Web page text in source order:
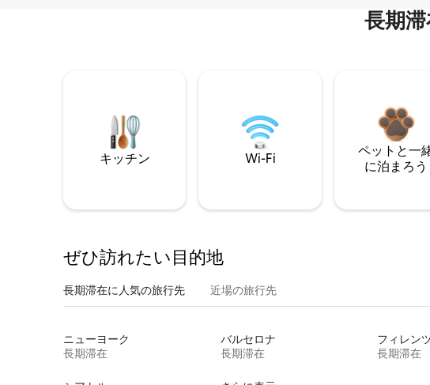
長期
キッチン Wi-Fi
ペットと一
に泊まろう
ぜひ訪⁠れ⁠た⁠い目⁠的⁠地
長期滞在に人気の旅行先 近場の旅行先
ニューヨーク
長期滞在
バルセロナ
長期滞在
フィレン
長期滞在